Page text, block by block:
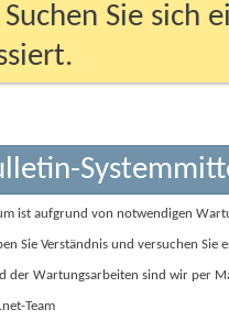
Sie sich
ist aufgrund von notwendigen
Sie Verständnis und versuchen Sie
der Wartungsarbeiten sind wir per
Team